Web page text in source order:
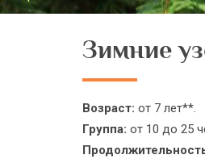
Зимние
Возраст: от 7 лет**.
Группа: от 10 до 25